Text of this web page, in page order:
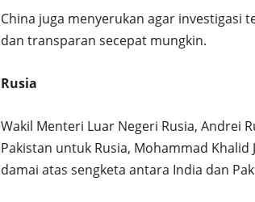
China juga menyerukan agar investigasi
dan transparan secepat mungkin.
Rusia
Wakil Menteri Luar Negeri Rusia, Andrei
Pakistan untuk Rusia, Mohammad
damai atas sengketa antara India dan